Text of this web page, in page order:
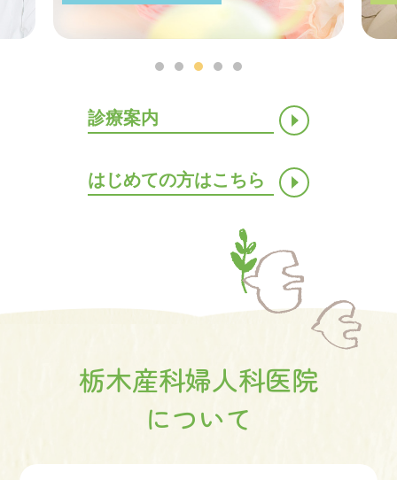
診療案内
はじめての方はこちら
栃木産科婦人科医院
について